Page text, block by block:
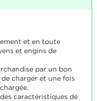
et en toute
et engins de
par un bon
charger et une fois
caractéristiques de